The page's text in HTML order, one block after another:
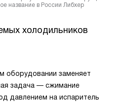
название в России Либхер
холодильников
оборудовании заменяет
задача — сжимание
давлением на испаритель